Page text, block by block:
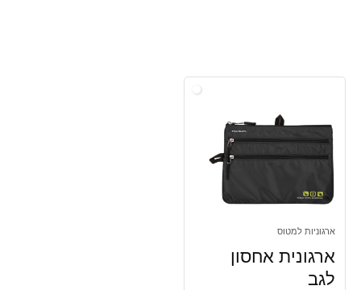
ארגוניות למטוס
ארגונית אחסון
לגב